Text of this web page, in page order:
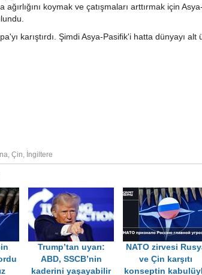
ağırlığını koymak ve çatışmaları arttırmak için
karıştırdı. Şimdi Asya-Pasifik'i hatta dünyayı alt
, Çin, İngiltere
Trump’tan uyarı:
ABD, SSCB’nin
kaderini yaşayabilir
NATO zirvesi
ve Çin karşıtı
konseptin